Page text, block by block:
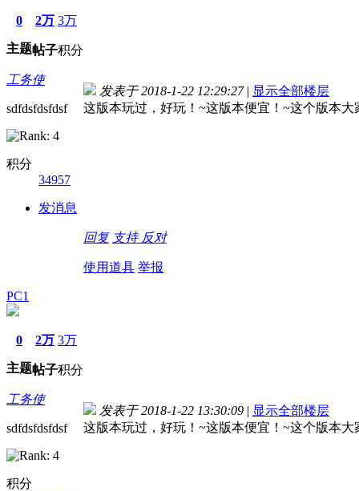
0
主题
2万
帖子
3万
积分
工务使
sdfdsfdsfdsf
积分
34957
发消息
发表于 2018-1-22 12:29:27 | 显示全部楼层
这版本玩过，好玩！~这版本便宜！~这个版本
回复 支持 反对
使用道具 举报
PC1
0
主题
2万
帖子
3万
积分
工务使
sdfdsfdsfdsf
积分
发表于 2018-1-22 13:30:09 | 显示全部楼层
这版本玩过，好玩！~这版本便宜！~这个版本